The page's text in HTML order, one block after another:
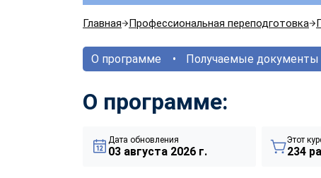
Главная Профессиональная переподготовка
О программе Получаемые документы
О программе:
Дата обновления
03 августа 2026 г.
Этот
234